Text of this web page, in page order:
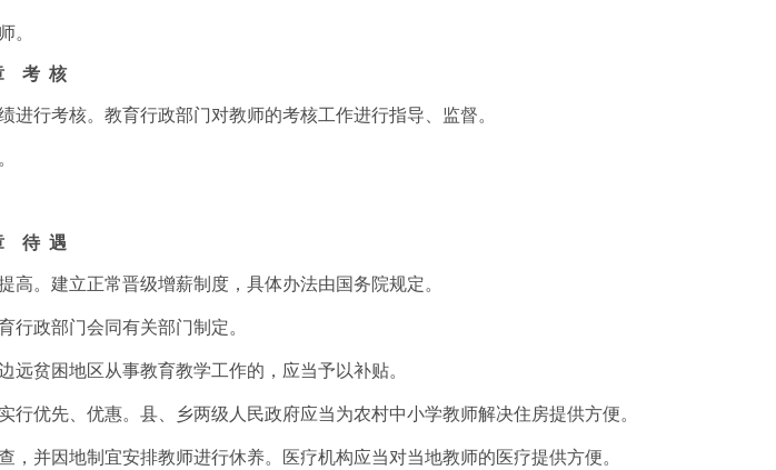
。
考 核
行考核。教育行政部门对教师的考核工作进行指导、监督。
待 遇
。建立正常晋级增薪制度，具体办法由国务院规定。
政部门会同有关部门制定。
贫困地区从事教育教学工作的，应当予以补贴。
优先、优惠。县、乡两级人民政府应当为农村中小学教师解决住房提供方便。
并因地制宜安排教师进行休养。医疗机构应当对当地教师的医疗提供方便。